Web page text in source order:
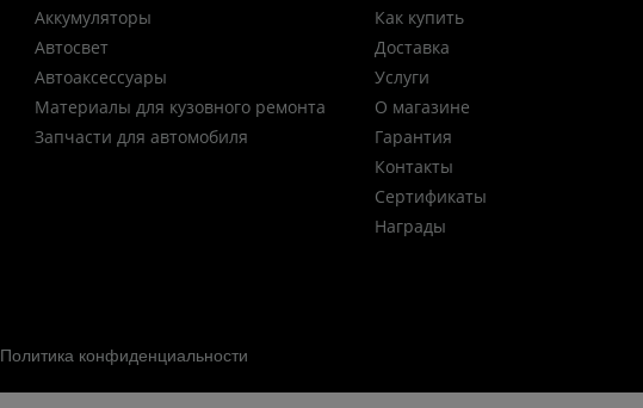
Как купить
Доставка
Услуги
О магазине
Гарантия
Контакты
Сертификаты
Награды
Аккумуляторы
Автосвет
Автоаксессуары
Материалы для кузовного ремонта
Запчасти для автомобиля
Политика конфиденциальности